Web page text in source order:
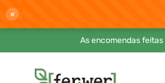
×
As encomendas